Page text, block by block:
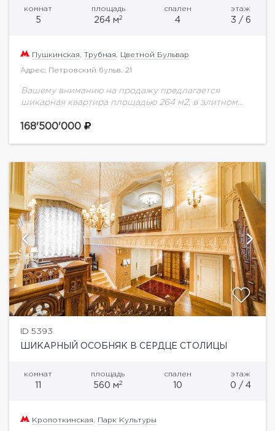
комнат
5
площадь
264 м2
спален
4
этаж
3 / 6
Пушкинская Трубная Цветной Бульвар
Адрес: Петровский бульв. 21
Вашему вниманию на продажу предлагается
шикарная квартира площадью 264 м2, в элитном
Дом. Высота потолков 4 метра!Территория дома
168'500'000
ID 5393
ШИКАРНЫЙ ОСОБНЯК В СЕРДЦЕ СТОЛИЦЫ
комнат
11
площадь
560 м2
спален
10
этаж
0 / 4
Кропоткинская Парк Культуры